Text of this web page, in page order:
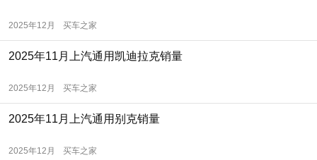
2025年12月 买车之家
2025年11月上汽通用凯迪拉克销量
2025年12月 买车之家
2025年11月上汽通用别克销量
2025年12月 买车之家